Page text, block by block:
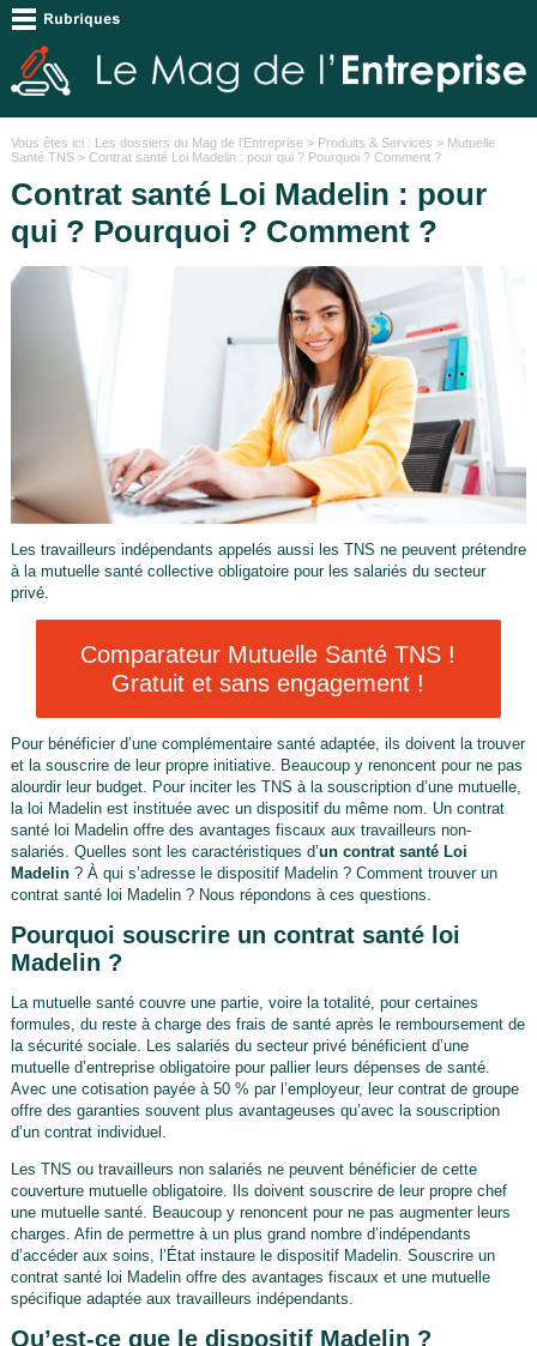
Vous êtes ici : Les dossiers du Mag de l'Entreprise> Produits & Services > Mutuelle
Santé TNS> Contrat santé Loi Madelin : pour qui ? Pourquoi ? Comment ?
Contrat santé Loi Madelin : pour
qui ? Pourquoi ? Comment ?
Les travailleurs indépendants appelés aussi les TNS ne peuvent prétendre
à la mutuelle santé collective obligatoire pour les salariés du secteur
privé.
Comparateur Mutuelle Santé TNS !
Gratuit et sans engagement !
Pour bénéficier d’une complémentaire santé adaptée, ils doivent la trouver
et la souscrire de leur propre initiative. Beaucoup y renoncent pour ne pas
alourdir leur budget. Pour inciter les TNS à la souscription d’une mutuelle,
la loi Madelin est instituée avec un dispositif du même nom. Un contrat
santé loi Madelin offre des avantages fiscaux aux travailleurs non-
salariés. Quelles sont les caractéristiques d’un contrat santé Loi
Madelin? À qui s’adresse le dispositif Madelin ? Comment trouver un
contrat santé loi Madelin ? Nous répondons à ces questions.
Pourquoi souscrire un contrat santé loi
Madelin ?
La mutuelle santé couvre une partie, voire la totalité, pour certaines
formules, du reste à charge des frais de santé après le remboursement de
la sécurité sociale. Les salariés du secteur privé bénéficient d’une
mutuelle d’entreprise obligatoire pour pallier leurs dépenses de santé.
Avec une cotisation payée à 50 % par l’employeur, leur contrat de groupe
offre des garanties souvent plus avantageuses qu’avec la souscription
d’un contrat individuel.
Les TNS ou travailleurs non salariés ne peuvent bénéficier de cette
couverture mutuelle obligatoire. Ils doivent souscrire de leur propre chef
une mutuelle santé. Beaucoup y renoncent pour ne pas augmenter leurs
charges. Afin de permettre à un plus grand nombre d’indépendants
d’accéder aux soins, l’État instaure le dispositif Madelin. Souscrire un
contrat santé loi Madelin offre des avantages fiscaux et une mutuelle
spécifique adaptée aux travailleurs indépendants.
Qu’est-ce que le dispositif Madelin ?